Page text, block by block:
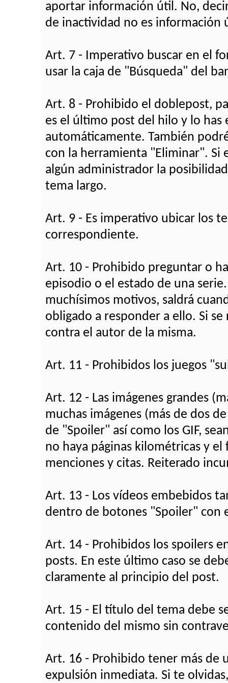
aportar información útil. No,
de inactividad no es información
Art. 7 - Imperativo buscar en el
usar la caja de "Búsqueda" del
Art. 8 - Prohibido el doblepost,
es el último post del hilo y lo
automáticamente. También
con la herramienta "Eliminar". Si
algún administrador la
tema largo.
Art. 9 - Es imperativo ubicar los
correspondiente.
Art. 10 - Prohibido preguntar o
episodio o el estado de una
muchísimos motivos, saldrá
obligado a responder a ello. Si
contra el autor de la misma.
Art. 11 - Prohibidos los juegos
Art. 12 - Las imágenes grandes
muchas imágenes (más de dos
de "Spoiler" así como los GIF,
no haya páginas kilométricas y
menciones y citas. Reiterado
Art. 13 - Los vídeos embebidos
dentro de botones "Spoiler" con
Art. 14 - Prohibidos los spoilers
posts. En este último caso se
claramente al principio del post.
Art. 15 - El título del tema debe
contenido del mismo sin
Art. 16 - Prohibido tener más de
expulsión inmediata. Si te